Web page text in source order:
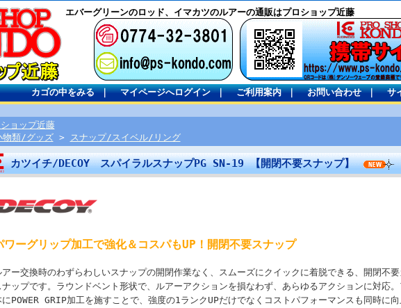
エバーグリーンのロッド、イマカツのルアーの通販はプロショップ近藤
カゴの中をみる｜ マイページへログイン｜ ご利用案内｜ お問い合わせ｜ サ
ョップ近藤
物類/グッズ> スナップ/スイベル/リング
カツイチ/DECOY スパイラルスナップPG SN-19 【開閉不要スナップ】
ワーグリップ加工で強化＆コスパもUP！開閉不要スナップ
アー交換時のわずらわしいスナップの開閉作業なく、スムーズにクイックに着脱できる、開閉不
ナップです。ラウンドベント形状で、ルアーアクションを損なわず、あらゆるアクションに対応
にPOWER GRIP加工を施すことで、強度の1ランクUPだけでなくコストパフォーマンスも同時に